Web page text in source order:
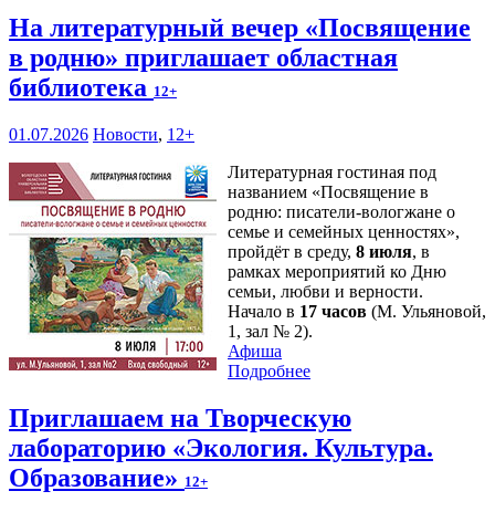
На литературный вечер «Посвящение
в родню» приглашает областная
библиотека 12+
01.07.2026 Новости, 12+
Литературная гостиная под
названием «Посвящение в
родню: писатели-вологжане о
семье и семейных ценностях»,
пройдёт в среду, 8 июля, в
рамках мероприятий ко Дню
семьи, любви и верности.
Начало в 17 часов (М. Ульяновой,
1, зал № 2).
Афиша
Подробнее
Приглашаем на Творческую
лабораторию «Экология. Культура.
Образование» 12+